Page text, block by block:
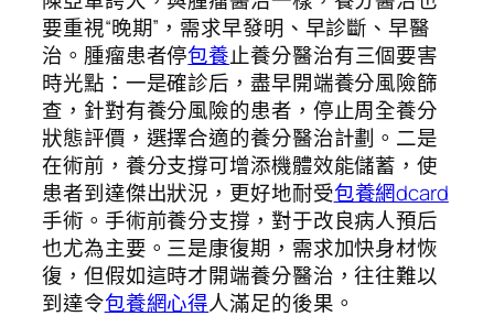
要重視“晚期”，需求早發明、早診斷、早醫
治。腫瘤患者停包養止養分醫治有三個要害
時光點：一是確診后，盡早開端養分風險篩
查，針對有養分風險的患者，停止周全養分
狀態評價，選擇合適的養分醫治計劃。二是
在術前，養分支撐可增添機體效能儲蓄，使
患者到達傑出狀況，更好地耐受包養網dcard
手術。手術前養分支撐，對于改良病人預后
也尤為主要。三是康復期，需求加快身材恢
復，但假如這時才開端養分醫治，往往難以
到達令包養網心得人滿足的後果。